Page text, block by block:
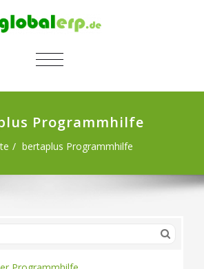
SCHALTE NAVIGATION
Programmhilfe
bertaplus Programmhilfe